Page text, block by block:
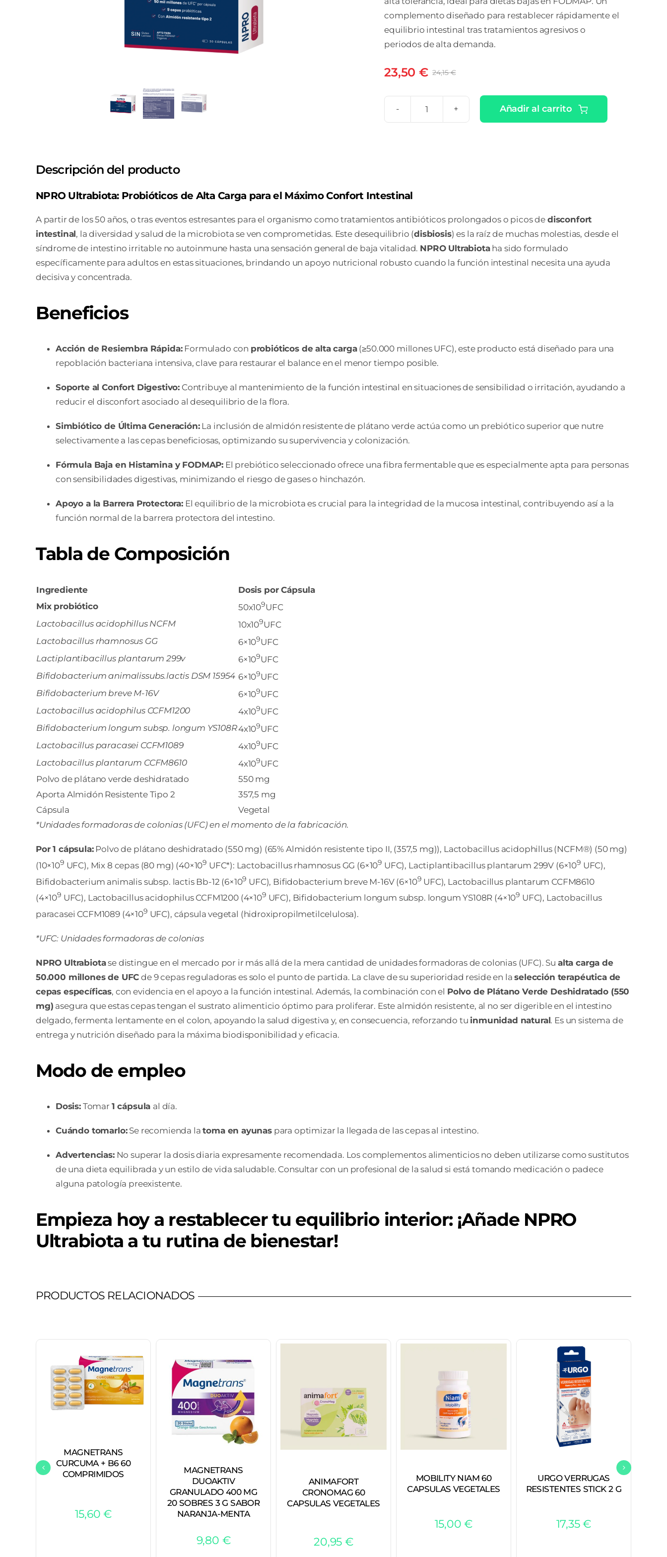
complemento diseñado para restablecer rápidamente el
equilibrio intestinal tras tratamientos agresivos o
periodos de alta demanda.
24,15€El
precio
original
era:
23,50 €
El
precio
actual
es:
NPRO
Añadir al carrito
Descripción del producto
NPRO Ultrabiota: Probióticos de Alta Carga para el Máximo Confort Intestinal
A partir de los 50 años, o tras eventos estresantes para el organismo como tratamientos antibióticos prolongados o picos de disconfort
intestinal, la diversidad y salud de la microbiota se ven comprometidas. Este desequilibrio (disbiosis) es la raíz de muchas molestias, desde el
síndrome de intestino irritable no autoinmune hasta una sensación general de baja vitalidad. NPRO Ultrabiotaha sido formulado
específicamente para adultos en estas situaciones, brindando un apoyo nutricional robusto cuando la función intestinal necesita una ayuda
decisiva y concentrada.
Beneficios
Acción de Resiembra Rápida:Formulado con probióticos de alta carga(≥50.000 millones UFC), este producto está diseñado para una
repoblación bacteriana intensiva, clave para restaurar el balance en el menor tiempo posible.
Soporte al Confort Digestivo: Contribuye al mantenimiento de la función intestinal en situaciones de sensibilidad o irritación, ayudando a
reducir el disconfort asociado al desequilibrio de la flora.
Simbiótico de Última Generación:La inclusión de almidón resistente de plátano verde actúa como un prebiótico superior que nutre
selectivamente a las cepas beneficiosas, optimizando su supervivencia y colonización.
Fórmula Baja en Histamina y FODMAP: El prebiótico seleccionado ofrece una fibra fermentable que es especialmente apta para personas
con sensibilidades digestivas, minimizando el riesgo de gases o hinchazón.
Apoyo a la Barrera Protectora:El equilibrio de la microbiota es crucial para la integridad de la mucosa intestinal, contribuyendo así a la
función normal de la barrera protectora del intestino.
Tabla de Composición
Ingrediente
Dosis por Cápsula
Mix probiótico
50x109UFC
Lactobacillus acidophillus NCFM
10x109UFC
Lactobacillus rhamnosus GG
6×109UFC
Lactiplantibacillus plantarum 299v
6×109UFC
Bifidobacterium animalissubs.lactis DSM 15954 6×109UFC
Bifidobacterium breve M-16V
6×109UFC
Lactobacillus acidophilus CCFM1200
4x109UFC
Bifidobacterium longum subsp. longum YS108R4x109UFC
Lactobacillus paracasei CCFM1089
4x109UFC
Lactobacillus plantarum CCFM8610
4x109UFC
Polvo de plátano verde deshidratado
550 mg
Aporta Almidón Resistente Tipo 2
357,5 mg
Cápsula
Vegetal
*Unidades formadoras de colonias (UFC) en el momento de la fabricación.
Por 1 cápsula:Polvo de plátano deshidratado (550 mg) (65% Almidón resistente tipo II, (357,5 mg)), Lactobacillus acidophillus (NCFM®) (50 mg)
(10×109 UFC), Mix 8 cepas (80 mg) (40×109 UFC*): Lactobacillus rhamnosus GG (6×109 UFC), Lactiplantibacillus plantarum 299V (6×109 UFC),
Bifidobacterium animalis subsp. lactis Bb-12 (6×109 UFC), Bifidobacterium breve M-16V (6×109 UFC), Lactobacillus plantarum CCFM8610
(4×109 UFC), Lactobacillus acidophilus CCFM1200 (4×109 UFC), Bifidobacterium longum subsp. longum YS108R (4×109 UFC), Lactobacillus
paracasei CCFM1089 (4×109 UFC), cápsula vegetal (hidroxipropilmetilcelulosa).
*UFC: Unidades formadoras de colonias
NPRO Ultrabiotase distingue en el mercado por ir más allá de la mera cantidad de unidades formadoras de colonias (UFC). Su alta carga de
50.000 millones de UFC de 9 cepas reguladoras es solo el punto de partida. La clave de su superioridad reside en laselección terapéutica de
cepas específicas, con evidencia en el apoyo a la función intestinal. Además, la combinación con el Polvo de Plátano Verde Deshidratado (550
mg) asegura que estas cepas tengan el sustrato alimenticio óptimo para proliferar. Este almidón resistente, al no ser digerible en el intestino
delgado, fermenta lentamente en el colon, apoyando la salud digestiva y, en consecuencia, reforzando tu inmunidad natural. Es un sistema de
entrega y nutrición diseñado para la máxima biodisponibilidad y eficacia.
Modo de empleo
Dosis:Tomar 1 cápsula al día.
Cuándo tomarlo:Se recomienda latoma en ayunaspara optimizar la llegada de las cepas al intestino.
Advertencias:No superar la dosis diaria expresamente recomendada. Los complementos alimenticios no deben utilizarse como sustitutos
de una dieta equilibrada y un estilo de vida saludable. Consultar con un profesional de la salud si está tomando medicación o padece
alguna patología preexistente.
Empieza hoy a restablecer tu equilibrio interior: ¡Añade NPRO
Ultrabiota a tu rutina de bienestar!
PRODUCTOS RELACIONADOS
MAGNETRANS
CURCUMA + B6 60
COMPRIMIDOS
15,60€
MAGNETRANS
DUOAKTIV
GRANULADO 400 MG
20 SOBRES 3 G SABOR
NARANJA-MENTA
9,80 €
ANIMAFORT
CRONOMAG 60
CAPSULAS VEGETALES
20,95 €
MOBILITY NIAM 60
CAPSULAS VEGETALES
15,00€
URGO VERRUGAS
RESISTENTES STICK 2 G
17,35€